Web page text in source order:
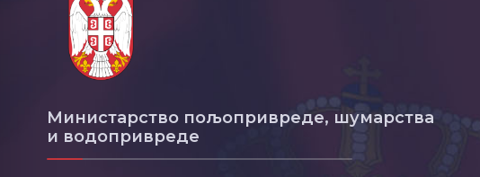
Министарство пољопривреде, шумарства
и водопривреде